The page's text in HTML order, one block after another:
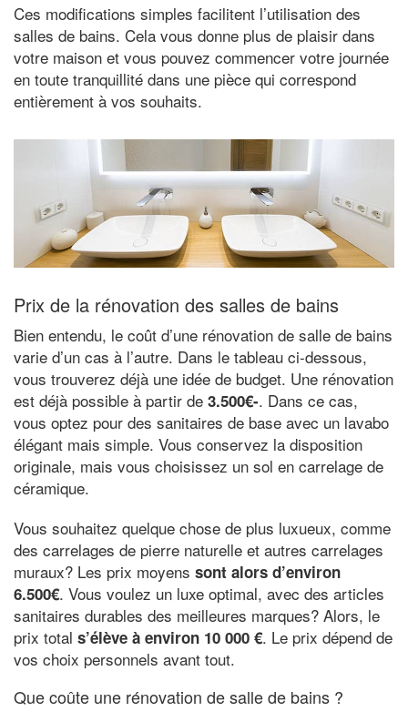
Ces modifications simples facilitent l’utilisation des
salles de bains. Cela vous donne plus de plaisir dans
votre maison et vous pouvez commencer votre journée
en toute tranquillité dans une pièce qui correspond
entièrement à vos souhaits.
Prix de la rénovation des salles de bains
Bien entendu, le coût d’une rénovation de salle de bains
varie d’un cas à l’autre. Dans le tableau ci-dessous,
vous trouverez déjà une idée de budget. Une rénovation
est déjà possible à partir de 3.500€-. Dans ce cas,
vous optez pour des sanitaires de base avec un lavabo
élégant mais simple. Vous conservez la disposition
originale, mais vous choisissez un sol en carrelage de
céramique.
Vous souhaitez quelque chose de plus luxueux, comme
des carrelages de pierre naturelle et autres carrelages
muraux? Les prix moyens sont alors d’environ
6.500€. Vous voulez un luxe optimal, avec des articles
sanitaires durables des meilleures marques? Alors, le
prix total s’élève à environ 10 000 €. Le prix dépend de
vos choix personnels avant tout.
Que coûte une rénovation de salle de bains ?